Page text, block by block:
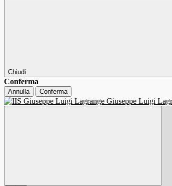
Chiudi
Conferma
Annulla Conferma
Giuseppe Luigi